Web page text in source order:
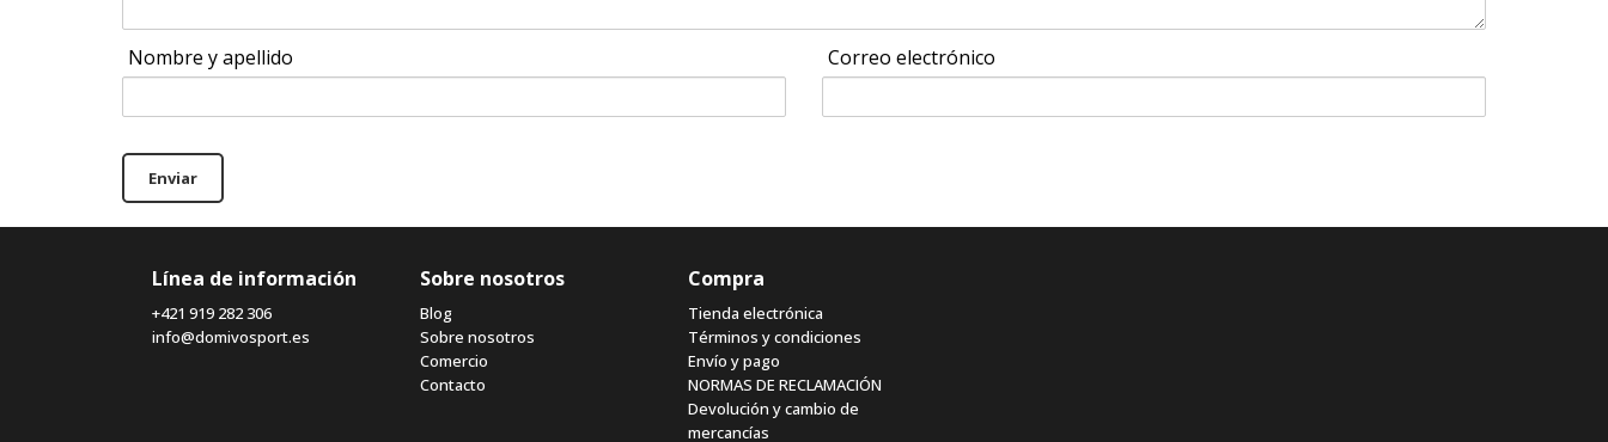
Nombre y apellido Correo electrónico
Enviar
Línea de información
+421 919 282 306
info@domivosport.es
Sobre nosotros
Blog
Sobre nosotros
Comercio
Contacto
Compra
Tienda electrónica
Términos y condiciones
Envío y pago
NORMAS DE RECLAMACIÓN
Devolución y cambio de
mercancías